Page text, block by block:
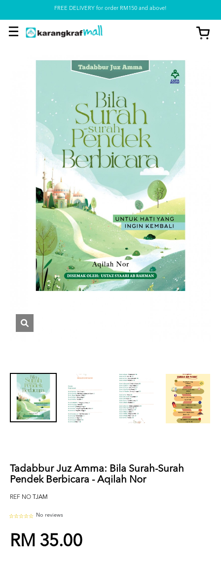
Pickup option is available at our store
Tadabbur Juz Amma: Bila Surah-Surah
Pendek Berbicara - Aqilah Nor
REF NO TJAM
No reviews
RM 35.00